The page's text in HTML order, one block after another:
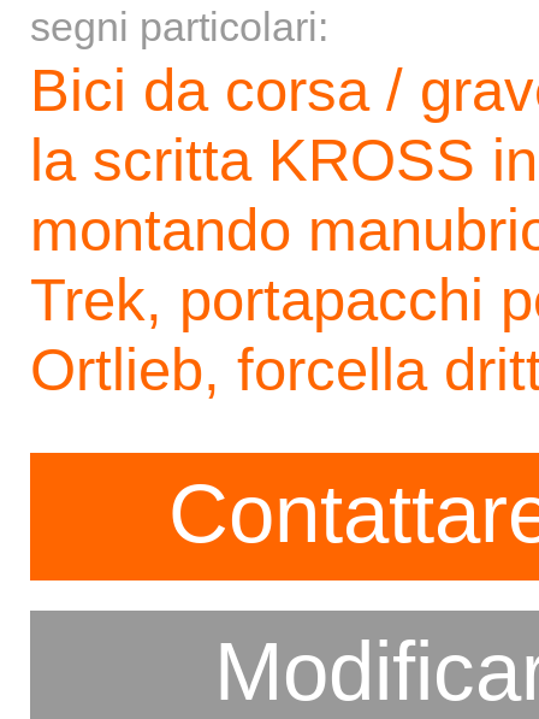
segni particolari:
Bici da corsa /
la scritta KROSS
montando
Trek, portapacchi
Ortlieb, forcella